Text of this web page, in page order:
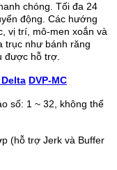
chóng. Tối đa 24
động. Các hướng
vị trí, mô-men xoắn và
trục như bánh răng
được hỗ trợ.
Delta DVP-MC
số: 1 ~ 32, không thể
(hỗ trợ Jerk và Buffer